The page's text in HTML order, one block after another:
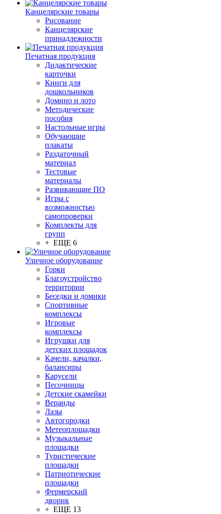
Канцелярские товары
Рисование
Канцелярские
принадлежности
Печатная продукция
Дидактические
карточки
Книги для
дошкольников
Домино и лото
Методические
пособия
Настольные игры
Обучающие
плакаты
Раздаточный
материал
Тестовые
материалы
Развивающие ПО
Игры с
возможностью
самопроверки
Комплекты для
групп
+ ЕЩЕ 6
Уличное оборудование
Горки
Благоустройство
территории
Беседки и домики
Спортивные
комплексы
Игровые
комплексы
Игрушки для
детских площадок
Качели, качалки,
балансиры
Карусели
Песочницы
Детские скамейки
Веранды
Лазы
Автогородки
Метеоплощадки
Музыкальные
площадки
Туристические
площадки
Патриотические
площадки
Фермерский
дворик
+ ЕЩЕ 13